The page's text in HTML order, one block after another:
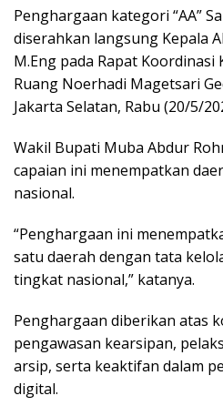
Penghargaan kategori “AA”
diserahkan langsung Kepala
M.Eng pada Rapat Koordinasi
Ruang Noerhadi Magetsari
Jakarta Selatan, Rabu (20/5/
Wakil Bupati Muba Abdur
capaian ini menempatkan
nasional.
“Penghargaan ini
satu daerah dengan tata
tingkat nasional,” katanya.
Penghargaan diberikan atas
pengawasan kearsipan,
arsip, serta keaktifan dalam
digital.